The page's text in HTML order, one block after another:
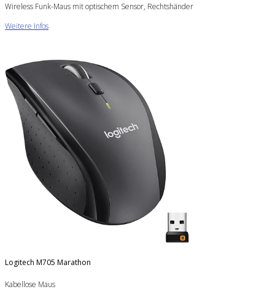
Wireless Funk-Maus mit optischem Sensor, Rechtshänder
Weitere Infos
Logitech M705 Marathon
Kabellose Maus